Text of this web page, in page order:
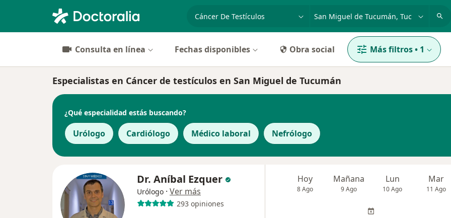
especialidad, enfermedad o nombre
Consulta en línea Fechas disponibles Obra social Más filtros• 1
Especialistas en Cáncer de testículos en San Miguel de Tucumán
¿Qué especialidad estás buscando?
Urólogo Cardiólogo Médico laboral Nefrólogo
Dr. Aníbal Ezquer
Urólogo · Ver más
293 opiniones
Hoy
8 Ago
Mañana
9 Ago
Lun
10 Ago
Mar
11 Ago